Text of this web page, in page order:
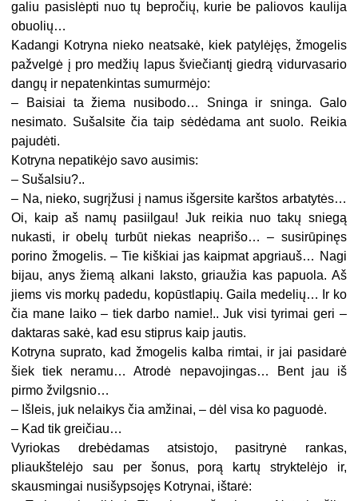
galiu pasislėpti nuo tų bepročių, kurie be paliovos kaulija
obuolių…
Kadangi Kotryna nieko neatsakė, kiek patylėjęs, žmogelis
pažvelgė į pro medžių lapus šviečiantį giedrą vidurvasario
dangų ir nepatenkintas sumurmėjo:
– Baisiai ta žiema nusibodo… Sninga ir sninga. Galo
nesimato. Sušalsite čia taip sėdėdama ant suolo. Reikia
pajudėti.
Kotryna nepatikėjo savo ausimis:
– Sušalsiu?..
– Na, nieko, sugrįžusi į namus išgersite karštos arbatytės…
Oi, kaip aš namų pasiilgau! Juk reikia nuo takų sniegą
nukasti, ir obelų turbūt niekas neaprišo… – susirūpinęs
porino žmogelis. – Tie kiškiai jas kaipmat apgriauš… Nagi
bijau, anys žiemą alkani laksto, griaužia kas papuola. Aš
jiems vis morkų padedu, kopūstlapių. Gaila medelių… Ir ko
čia mane laiko – tiek darbo namie!.. Juk visi tyrimai geri –
daktaras sakė, kad esu stiprus kaip jautis.
Kotryna suprato, kad žmogelis kalba rimtai, ir jai pasidarė
šiek tiek neramu… Atrodė nepavojingas… Bent jau iš
pirmo žvilgsnio…
– Išleis, juk nelaikys čia amžinai, – dėl visa ko paguodė.
– Kad tik greičiau…
Vyriokas drebėdamas atsistojo, pasitrynė rankas,
pliaukštelėjo sau per šonus, porą kartų stryktelėjo ir,
skausmingai nusišypsojęs Kotrynai, ištarė: